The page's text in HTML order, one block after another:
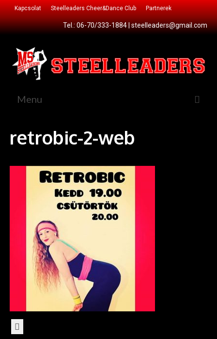
Kapcsolat Steelleaders Cheer&Dance Club Partnerek
Tel.: 06-70/333-1884 |steelleaders@gmail.com
Menu
Csatlakozz!
Cheer&Dance Club
Sportágaink
Cheerleading
Cheerdance
Csapataink
Galéria
retrobic-2-web